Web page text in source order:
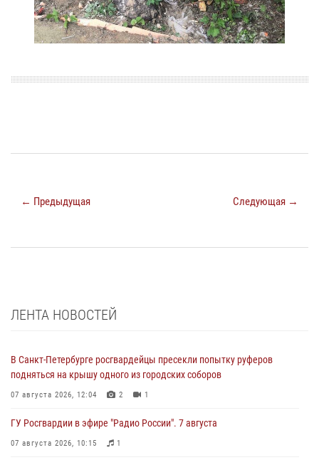
← Предыдущая Следующая →
ЛЕНТА НОВОСТЕЙ
В Санкт-Петербурге росгвардейцы пресекли попытку руферов
подняться на крышу одного из городских соборов
07 августа 2026, 12:04 2 1
ГУ Росгвардии в эфире "Радио России". 7 августа
07 августа 2026, 10:15 1